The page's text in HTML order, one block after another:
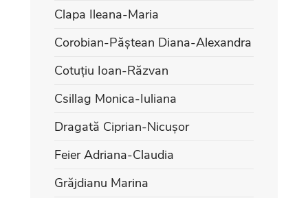
Clapa Ileana-Maria
Corobian-Păștean Diana-Alexandra
Cotuțiu Ioan-Răzvan
Csillag Monica-Iuliana
Dragată Ciprian-Nicușor
Feier Adriana-Claudia
Grăjdianu Marina